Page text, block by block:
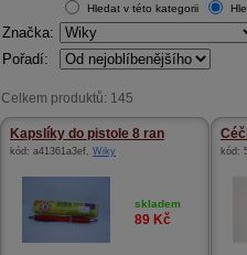
Hledat v této kategorii
Značka:
Pořadí:
Celkem produktů: 145
Kapslíky do pistole 8 ran
kód: a41361a3ef, Wiky
skladem
89 Kč
kód: